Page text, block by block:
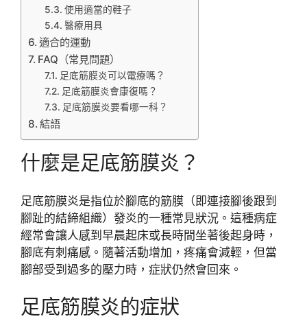
使用適當的鞋子
醫療用具
適合的運動
FAQ（常見問題）
足底筋膜炎可以電療嗎？
足底筋膜炎會康復嗎？
足底筋膜炎要看哪一科？
結語
什麼是足底筋膜炎？
足底筋膜炎是指位於腳底的筋膜（即連接腳後跟到
腳趾的結締組織）發炎的一種常見狀況。這種病症
經常會讓人感到早晨起床或長時間坐著後起身時，
腳底有刺痛感。隨著活動增加，疼痛會減輕，但當
腳部受到過多的壓力時，症狀仍然會回來。
足底筋膜炎的症狀